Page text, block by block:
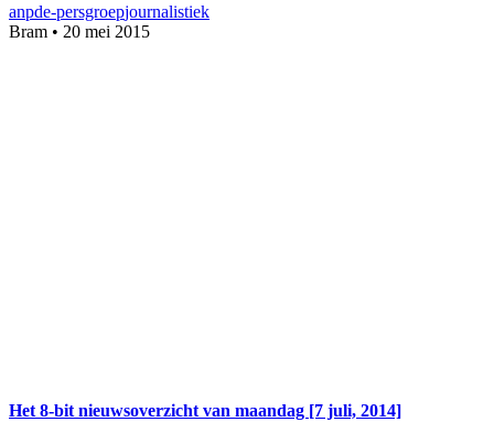
anpde-persgroepjournalistiek
Bram • 20 mei 2015
Het 8-bit nieuwsoverzicht van maandag [7 juli, 2014]